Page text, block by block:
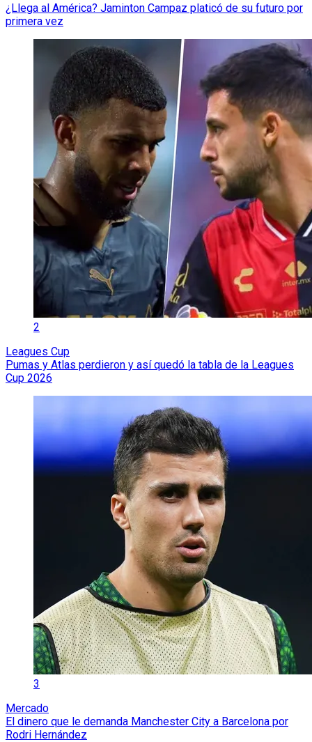
¿Llega al América? Jaminton Campaz platicó de su futuro por
primera vez
2
Leagues Cup
Pumas y Atlas perdieron y así quedó la tabla de la Leagues
Cup 2026
3
Mercado
El dinero que le demanda Manchester City a Barcelona por
Rodri Hernández